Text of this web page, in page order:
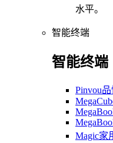
水平。
智能终端
智能终端
Pinvou
Magic家